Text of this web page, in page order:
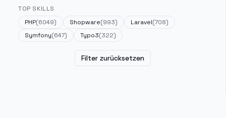
TOP SKILLS
PHP(6049) Shopware(993) Laravel(708)
Symfony(647) Typo3(322)
Filter zurücksetzen